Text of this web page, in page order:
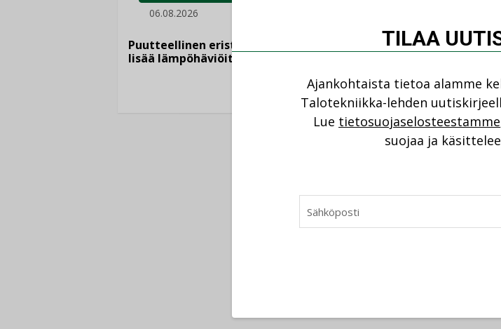
06.08.2026
Puutteellinen eristys
lisää lämpöhäviöitä
kasvaa voimakkaasti:
”Tulevat kilpailuedut
teknologiat tuodaan
yhteen”
asemansa
TILAA
Ajankohtaista tietoa alamme
Talotekniikka-lehden
Lue tietosuojaselosteestamme
suojaa ja